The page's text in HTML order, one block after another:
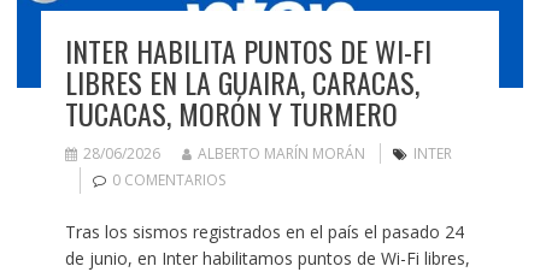
INTER HABILITA PUNTOS DE WI-FI
LIBRES EN LA GUAIRA, CARACAS,
TUCACAS, MORÓN Y TURMERO
28/06/2026 ALBERTO MARÍN MORÁN
INTER
0 COMENTARIOS
Tras los sismos registrados en el país el pasado 24
de junio, en Inter habilitamos puntos de Wi-Fi libres,